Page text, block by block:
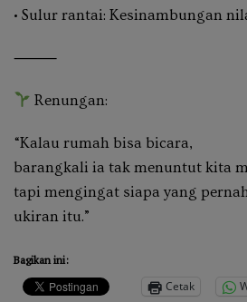
• Sulur rantai: Kesinambungan
⸻
Renungan:
“Kalau rumah bisa bicara,
barangkali ia tak menuntut kita
tapi mengingat siapa yang
ukiran itu.” ‎
Bagikan ini:
Cetak